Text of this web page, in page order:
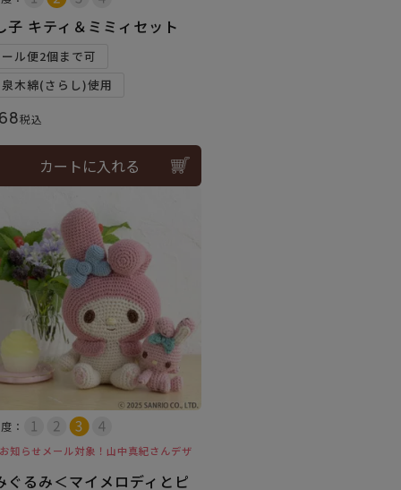
子 キティ＆ミミィセット
ル便2個まで可
木綿(さらし)使用
税込
カートに入れる
：
知らせメール対象！山中真紀さんデザ
ぐるみ＜マイメロディとピ